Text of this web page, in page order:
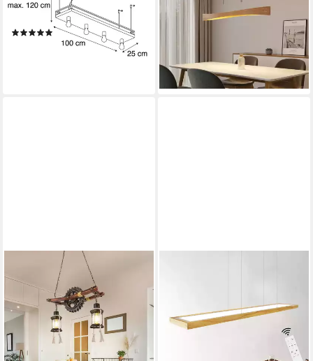
Schwarz, Holz, Industrie
(2)
UVP199,00 €
183,91 € UVP379,90 €
lieferbar - in 3-4 Werktagen bei dir